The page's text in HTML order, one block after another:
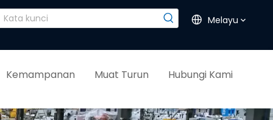
Melayu
Kemampanan Muat Turun Hubungi Kami